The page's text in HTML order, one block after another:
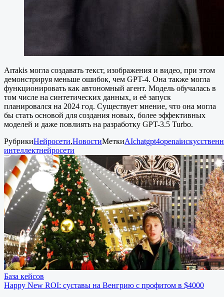
Arrakis могла создавать текст, изображения и видео, при этом
демонстрируя меньше ошибок, чем GPT-4. Она также могла
функционировать как автономный агент. Модель обучалась в
том числе на синтетических данных, и её запуск
планировался на 2024 год. Существует мнение, что она могла
бы стать основой для создания новых, более эффективных
моделей и даже повлиять на разработку GPT-3.5 Turbo.
РубрикиНейросети,НовостиМеткиAIchatgpt4openai
интеллектнейросети
База кейсов
Happy New ROI: суставы на Венгрию с профитом в $4000